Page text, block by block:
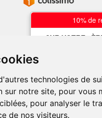
technologies de
notre site, pour vous
pour analyser le
de nos visiteurs.
10% de
SUR VOTRE
* sans
médicaments et
utilisez le code
validation du panier